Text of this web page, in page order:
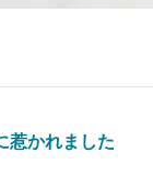
惹かれました